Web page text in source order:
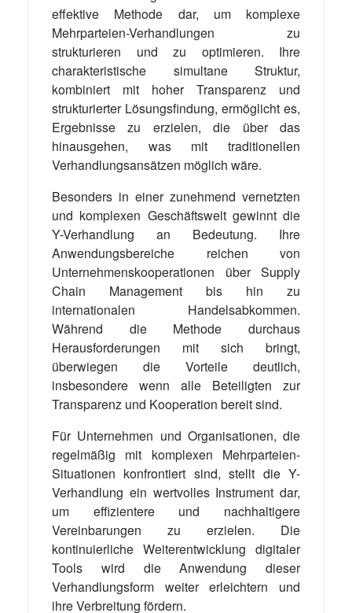
effektive Methode dar, um komplexe
Mehrparteien-Verhandlungen zu
strukturieren und zu optimieren. Ihre
charakteristische simultane Struktur,
kombiniert mit hoher Transparenz und
strukturierter Lösungsfindung, ermöglicht es,
Ergebnisse zu erzielen, die über das
hinausgehen, was mit traditionellen
Verhandlungsansätzen möglich wäre.
Besonders in einer zunehmend vernetzten
und komplexen Geschäftswelt gewinnt die
Y-Verhandlung an Bedeutung. Ihre
Anwendungsbereiche reichen von
Unternehmenskooperationen über Supply
Chain Management bis hin zu
internationalen Handelsabkommen.
Während die Methode durchaus
Herausforderungen mit sich bringt,
überwiegen die Vorteile deutlich,
insbesondere wenn alle Beteiligten zur
Transparenz und Kooperation bereit sind.
Für Unternehmen und Organisationen, die
regelmäßig mit komplexen Mehrparteien-
Situationen konfrontiert sind, stellt die Y-
Verhandlung ein wertvolles Instrument dar,
um effizientere und nachhaltigere
Vereinbarungen zu erzielen. Die
kontinuierliche Weiterentwicklung digitaler
Tools wird die Anwendung dieser
Verhandlungsform weiter erleichtern und
ihre Verbreitung fördern.